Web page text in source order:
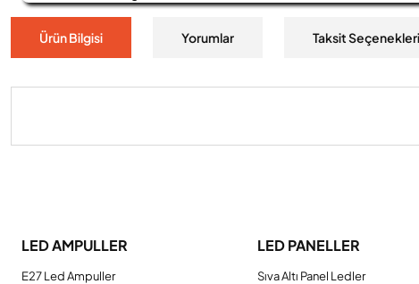
Ürün Bilgisi Yorumlar Taksit Seçenekleri
Ürün resmi kalitesiz, bozuk veya görüntülenemiyor.
LED AMPULLER
E27 Led Ampuller
LED PANELLER
Sıva Altı Panel Ledler